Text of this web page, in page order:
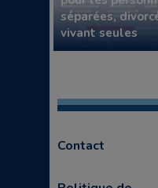
séparées,
vivant seules
Contact